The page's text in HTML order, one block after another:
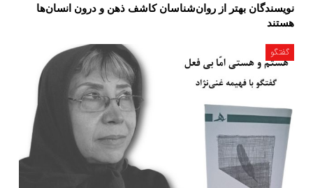
نویسندگان بهتر از روان‌شناسان کاشف ذهن و درون انسان‌ها
هستند
گفتگو